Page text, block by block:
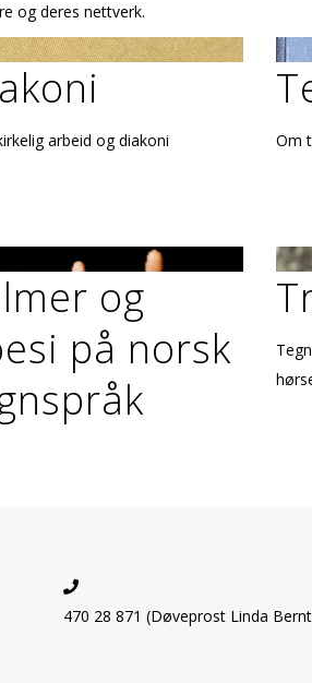
og deres nettverk.
arbeid og diakoni Om
og
på norsk
470 28 871 (Døveprost Linda